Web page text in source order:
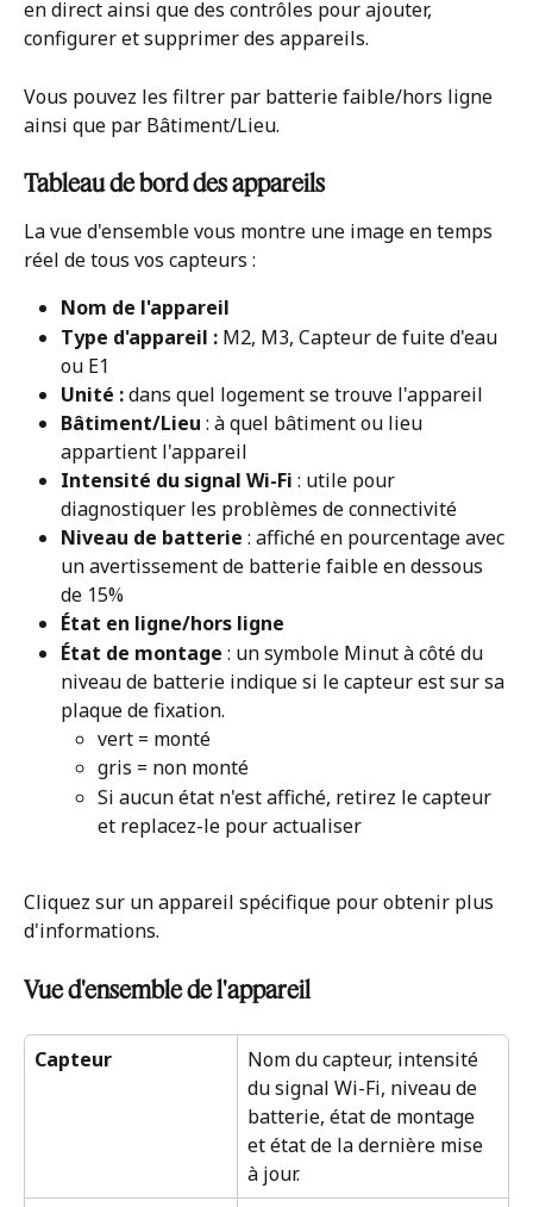
en direct ainsi que des contrôles pour ajouter,
configurer et supprimer des appareils.
Vous pouvez les filtrer par batterie faible/hors ligne
ainsi que par Bâtiment/Lieu.
Tableau de bord des appareils
La vue d'ensemble vous montre une image en temps
réel de tous vos capteurs :
Nom de l'appareil
Type d'appareil : M2, M3, Capteur de fuite d'eau
ou E1
Unité : dans quel logement se trouve l'appareil
Bâtiment/Lieu : à quel bâtiment ou lieu
appartient l'appareil
Intensité du signal Wi-Fi : utile pour
diagnostiquer les problèmes de connectivité
Niveau de batterie : affiché en pourcentage avec
un avertissement de batterie faible en dessous
de 15%
État en ligne/hors ligne
État de montage : un symbole Minut à côté du
niveau de batterie indique si le capteur est sur sa
plaque de fixation.
vert = monté
gris = non monté
Si aucun état n'est affiché, retirez le capteur
et replacez-le pour actualiser
Cliquez sur un appareil spécifique pour obtenir plus
d'informations.
Vue d'ensemble de l'appareil
Capteur
Nom du capteur, intensité
du signal Wi-Fi, niveau de
batterie, état de montage
et état de la dernière mise
à jour.